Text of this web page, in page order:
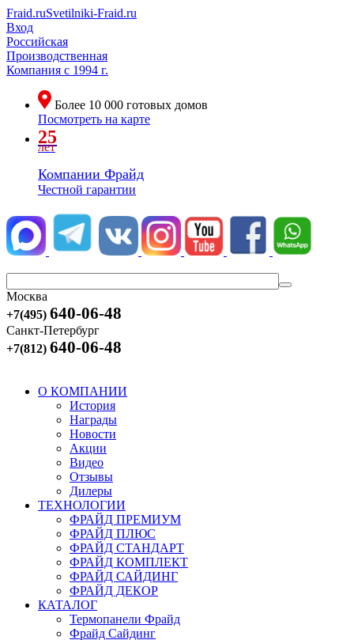
Fraid.ruSvetilniki-Fraid.ru
Вход
Российская
Производственная
Компания с 1994 г.
Более 10 000 готовых домов
Посмотреть на карте
25
лет
Компании Фрайд
Честной гарантии
Москва
+7(495) 640-06-48
Санкт-Петербург
+7(812) 640-06-48
О КОМПАНИИ
История
Награды
Новости
Акции
Видео
Отзывы
Дилеры
ТЕХНОЛОГИИ
ФРАЙД ПРЕМИУМ
ФРАЙД ПЛЮС
ФРАЙД СТАНДАРТ
ФРАЙД КОМПЛЕКТ
ФРАЙД САЙДИНГ
ФРАЙД ДЕКОР
КАТАЛОГ
Термопанели Фрайд
Фрайд Сайдинг